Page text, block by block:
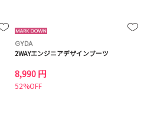
GYDA
2WAYエンジニアデザインブーツ
8,990 円
52%OFF